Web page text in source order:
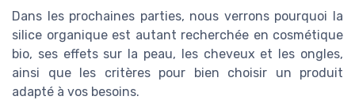
Dans les prochaines parties, nous verrons pourquoi la
silice organique est autant recherchée en cosmétique
bio, ses effets sur la peau, les cheveux et les ongles,
ainsi que les critères pour bien choisir un produit
adapté à vos besoins.